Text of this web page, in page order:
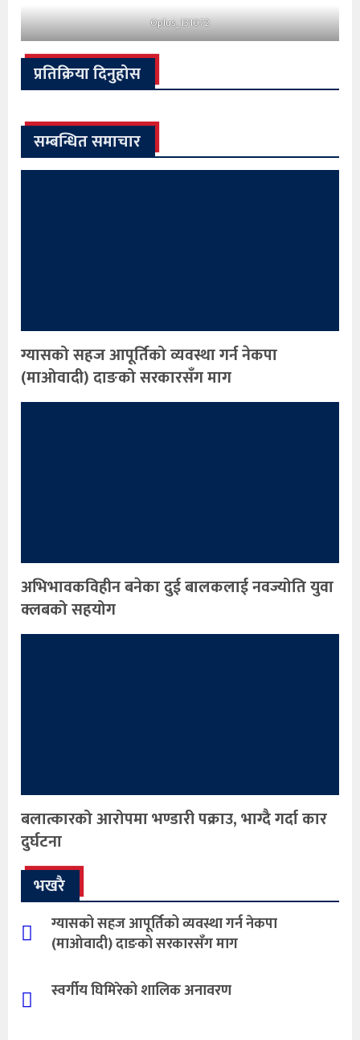
Oplus_131072
प्रतिक्रिया दिनुहोस
सम्बन्धित समाचार
ग्यासको सहज आपूर्तिको व्यवस्था गर्न नेकपा
(माओवादी) दाङको सरकारसँग माग
अभिभावकविहीन बनेका दुई बालकलाई नवज्योति युवा
क्लबको सहयोग
बलात्कारको आरोपमा भण्डारी पक्राउ, भाग्दै गर्दा कार
दुर्घटना
भखरै
ग्यासको सहज आपूर्तिको व्यवस्था गर्न नेकपा
(माओवादी) दाङको सरकारसँग माग
स्वर्गीय घिमिरेको शालिक अनावरण